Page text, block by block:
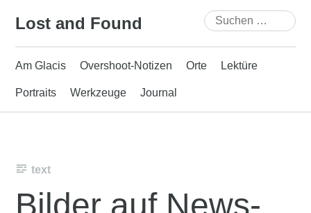
Lost and Found
Suchen
nach:
Am Glacis Overshoot-Notizen Orte Lektüre
Portraits Werkzeuge Journal
text
Bilder auf News-